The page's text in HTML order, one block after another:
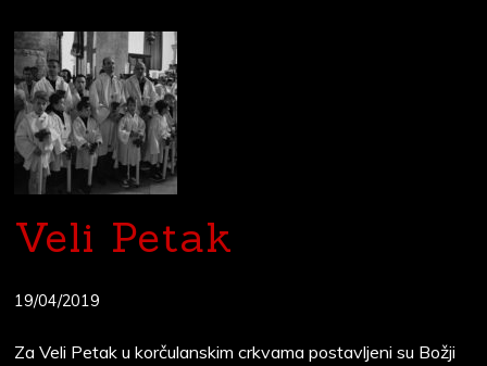
Veli Petak
19/04/2019
Za Veli Petak u korčulanskim crkvama postavljeni su Božji